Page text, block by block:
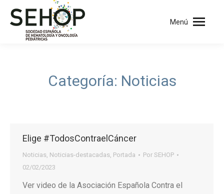
Menú
Categoría: Noticias
Elige #TodosContraelCáncer
Noticias, Noticias-destacadas, Portada Por SEHOP
02/02/2023
Ver video de la Asociación Española Contra el